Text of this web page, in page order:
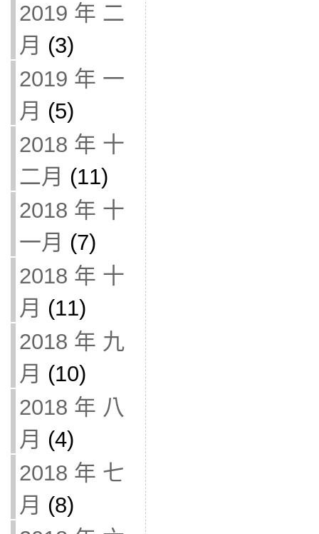
2019 年 二
月 (3)
2019 年 一
月 (5)
2018 年 十
二月 (11)
2018 年 十
一月 (7)
2018 年 十
月 (11)
2018 年 九
月 (10)
2018 年 八
月 (4)
2018 年 七
月 (8)